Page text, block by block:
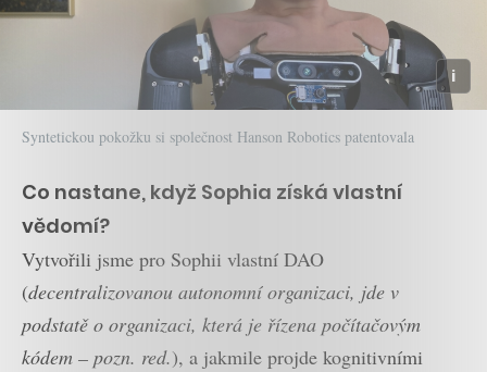
Syntetickou pokožku si společnost Hanson Robotics patentovala
Co nastane, když Sophia získá vlastní
vědomí?
Vytvořili jsme pro Sophii vlastní DAO
(decentralizovanou autonomní organizaci, jde v
podstatě o organizaci, která je řízena počítačovým
kódem – pozn. red.), a jakmile projde kognitivními